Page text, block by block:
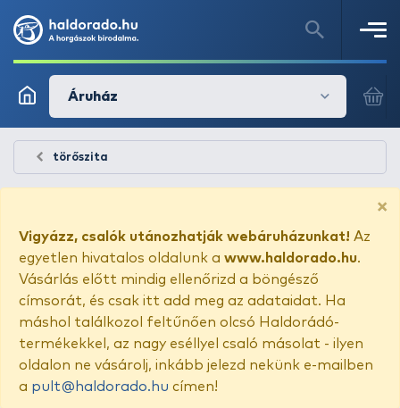
Áruház
törőszita
×
Vigyázz, csalók utánozhatják webáruházunkat! Az
egyetlen hivatalos oldalunk a www.haldorado.hu.
Vásárlás előtt mindig ellenőrizd a böngésző
címsorát, és csak itt add meg az adataidat. Ha
máshol találkozol feltűnően olcsó Haldorádó-
termékekkel, az nagy eséllyel csaló másolat - ilyen
oldalon ne vásárolj, inkább jelezd nekünk e-mailben
a pult@haldorado.hu címen!